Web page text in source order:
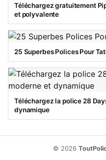
Téléchargez gratuitement
et polyvalente
25 Superbes Polices Pour
Téléchargez la police 28
dynamique
© 2026